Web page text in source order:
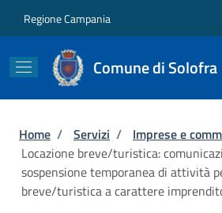
Regione Campania
Comune di Solofra
Briciole di pane
Home / Servizi / Imprese e
Locazione breve/turistica:
sospensione temporanea di attività
breve/turistica a carattere